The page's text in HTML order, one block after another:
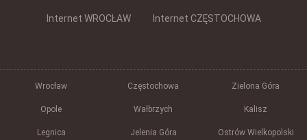
Internet WROCŁAW Internet CZĘSTOCHOWA
Wrocław Częstochowa Zielona Góra
Opole Wałbrzych Kalisz
Legnica Jelenia Góra Ostrów Wielkopolski